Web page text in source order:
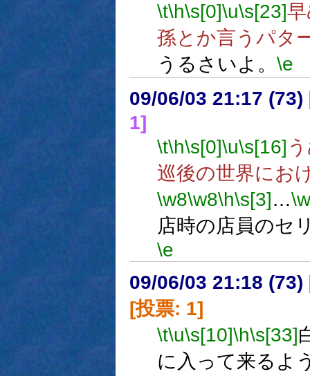
\t\h\s[0]\u\s[23]
孫とか言うパタ
うるさいよ。 \e
09/06/03 21:17 (73)
1]
\t\h\s[0]\u\s[16]
巡後の世界にお
\w8\w8\h\s[3]…
店時の店員のセ
\e
09/06/03 21:18 (73)
[投票: 1]
\t\u\s[10]\h\s[33]
に入って来るよ